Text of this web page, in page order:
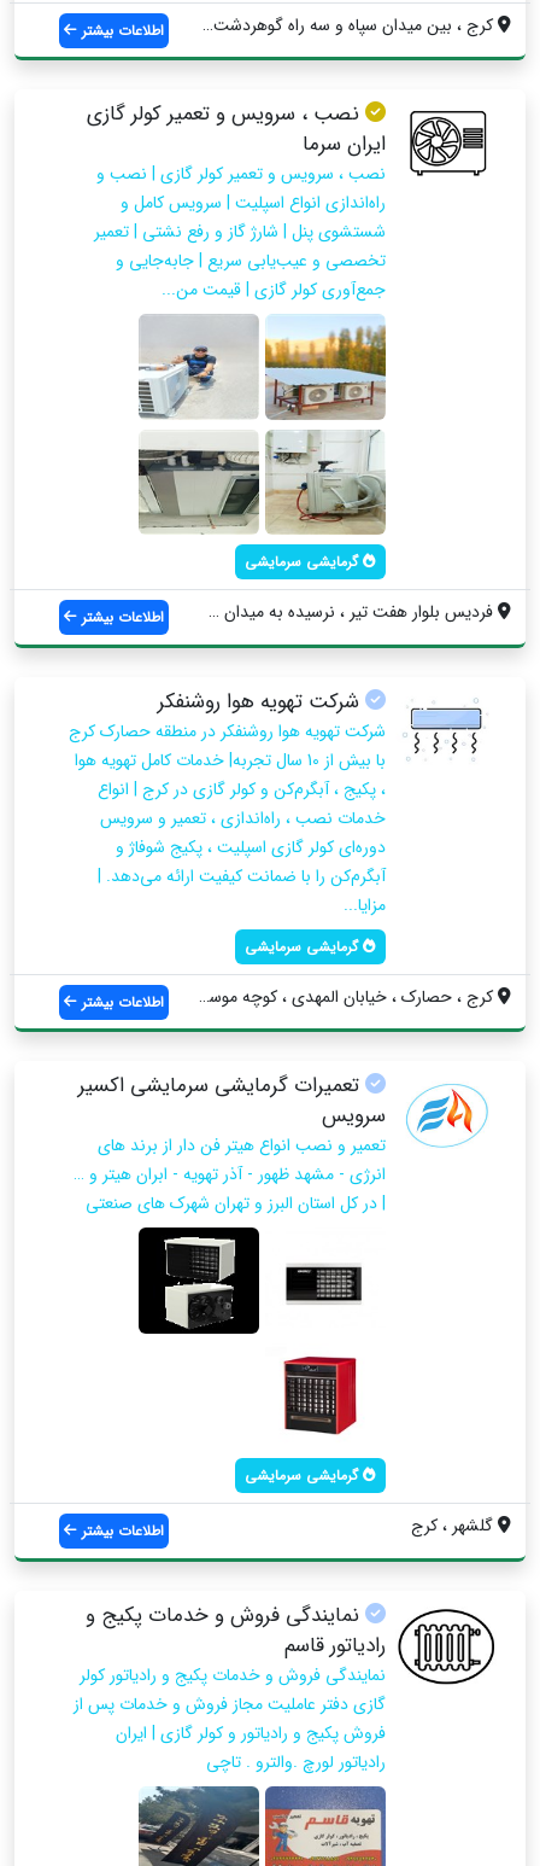
کرج ، بین میدان سپاه و سه راه گوهردشت ، ... اطلاعات بیشتر
نصب ، سرویس و تعمیر کولر گازی
ایران سرما
نصب ، سرویس و تعمیر کولر گازی | نصب و
راه‌اندازی انواع اسپلیت | سرویس کامل و
شستشوی پنل | شارژ گاز و رفع نشتی | تعمیر
تخصصی و عیب‌یابی سریع | جابه‌جایی و
جمع‌آوری کولر گازی | قیمت من...
گرمایشی سرمایشی
فردیس بلوار هفت تیر ، نرسیده به میدان سپ... اطلاعات بیشتر
شرکت تهویه هوا روشنفکر
شرکت تهویه هوا روشنفکر در منطقه حصارک کرج
با بیش از 10 سال تجربه| خدمات کامل تهویه هوا
، پکیج ، آبگرم‌کن و کولر گازی در کرج | انواع
خدمات نصب ، راه‌اندازی ، تعمیر و سرویس
دوره‌ای کولر گازی اسپلیت ، پکیج شوفاژ و
آبگرم‌کن را با ضمانت کیفیت ارائه می‌دهد. |
مزایا...
گرمایشی سرمایشی
کرج ، حصارک ، خیابان المهدی ، کوچه موسوی... اطلاعات بیشتر
تعمیرات گرمایشی سرمایشی اکسیر
سرویس
تعمیر و نصب انواع هیتر فن دار از برند های
انرژی - مشهد ظهور - آذر تهویه - ابران هیتر و …
| در کل استان البرز و تهران شهرک های صنعتی
گرمایشی سرمایشی
گلشهر ، کرج اطلاعات بیشتر
نمایندگی فروش و خدمات پکیج و
رادیاتور قاسم
نمایندگی فروش و خدمات پکیج و رادیاتور کولر
گازی دفتر عاملیت مجاز فروش و خدمات پس از
فروش پکیج و رادیاتور و کولر گازی | ایران
رادیاتور لورچ .والترو . تاچی